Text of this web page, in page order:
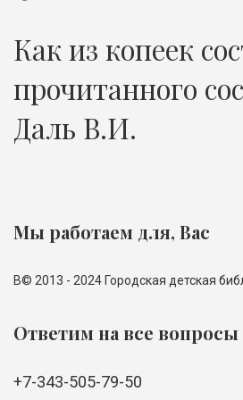
Как из копеек
прочитанного
Даль В.И.
Мы работаем для, Вас
В© 2013 - 2024 Городская детская
Ответим на все вопросы
+7-343-505-79-50